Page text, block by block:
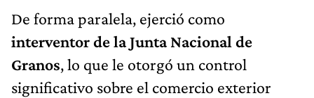
De forma paralela, ejerció como
interventor de la Junta Nacional de
Granos, lo que le otorgó un control
significativo sobre el comercio exterior